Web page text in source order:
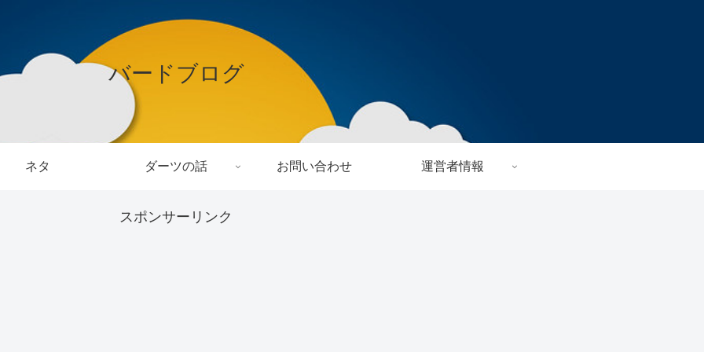
バードブログ
ネタ ダーツの話 お問い合わせ 運営者情報
スポンサーリンク